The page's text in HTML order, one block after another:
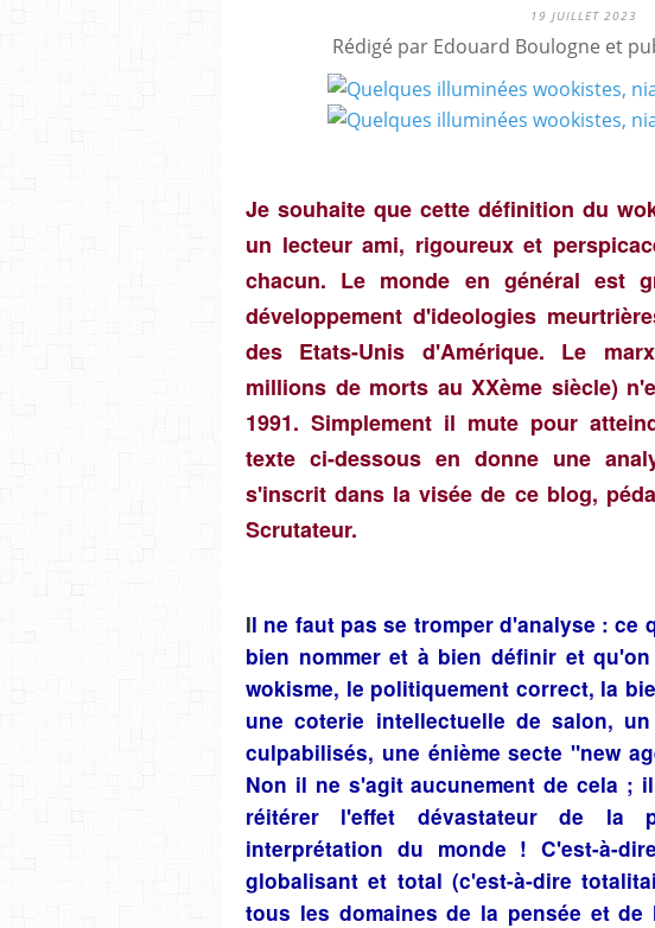
19 JUILLET 2023
Rédigé par Edouard Boulogne et
Je souhaite que cette définition du
un lecteur ami, rigoureux et
chacun. Le monde en général est
développement d'ideologies
des Etats-Unis d'Amérique. Le
millions de morts au XXème siècle)
1991. Simplement il mute pour
texte ci-dessous en donne une
s'inscrit dans la visée de ce blog,
Scrutateur.
Il ne faut pas se tromper d'analyse : ce
bien nommer et à bien définir et
wokisme, le politiquement correct, la
une coterie intellectuelle de salon,
culpabilisés, une énième secte "new
Non il ne s'agit aucunement de cela ;
réitérer l'effet dévastateur de la
interprétation du monde ! C'est-à-
globalisant et total (c'est-à-dire
tous les domaines de la pensée et